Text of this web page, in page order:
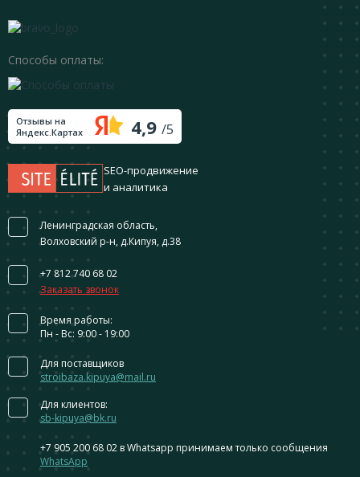
Способы оплаты:
Отзывы на
Яндекс.Картах
4,9 /5
SEO-продвижение
и аналитика
Ленинградская область,
Волховский р-н, д.Кипуя, д.38
+7 812 740 68 02
Заказать звонок
Время работы:
Пн - Вс: 9:00 - 19:00
Для поставщиков
stroibaza.kipuya@mail.ru
Для клиентов:
sb-kipuya@bk.ru
+7 905 200 68 02 в Whatsapp принимаем только сообщения
WhatsApp